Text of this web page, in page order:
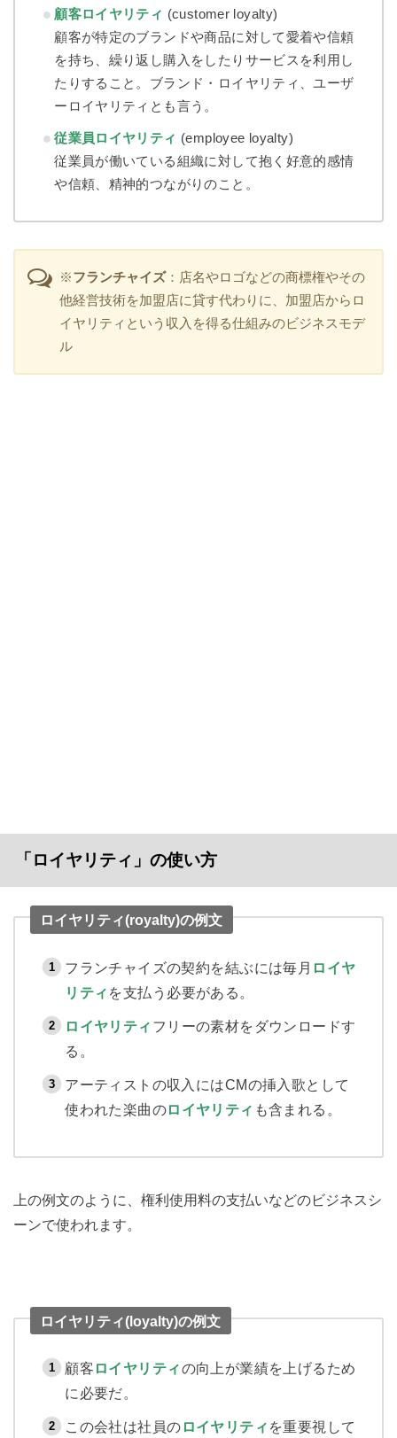
顧客ロイヤリティ (customer loyalty)
顧客が特定のブランドや商品に対して愛着や信頼
を持ち、繰り返し購入をしたりサービスを利用し
たりすること。ブランド・ロイヤリティ、ユーザ
ーロイヤリティとも言う。
従業員ロイヤリティ (employee loyalty)
従業員が働いている組織に対して抱く好意的感情
や信頼、精神的つながりのこと。
※フランチャイズ：店名やロゴなどの商標権やその
他経営技術を加盟店に貸す代わりに、加盟店からロ
イヤリティという収入を得る仕組みのビジネスモデ
ル
「ロイヤリティ」の使い方
ロイヤリティ(royalty)の例文
フランチャイズの契約を結ぶには毎月 ロイヤ
リティ を支払う必要がある。
ロイヤリティ フリーの素材をダウンロードす
る。
アーティストの収入にはCMの挿入歌として
使われた楽曲のロイヤリティ も含まれる。
上の例文のように、権利使用料の支払いなどのビジネスシ
ーンで使われます。
ロイヤリティ(loyalty)の例文
顧客 ロイヤリティの向上が業績を上げるため
に必要だ。
この会社は社員の ロイヤリティ を重要視して